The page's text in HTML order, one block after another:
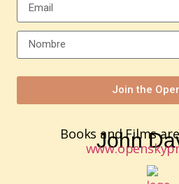
Join the
John
Books and Films